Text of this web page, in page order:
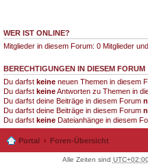
WER IST ONLINE?
Mitglieder in diesem Forum: 0 Mitglieder
BERECHTIGUNGEN IN DIESEM FORUM
Du darfst keine neuen Themen in diesem
Du darfst keineAntworten zu Themen in
Du darfst deine Beiträge in diesem Forum
Du darfst deine Beiträge in diesem Forum
Du darfst keine Dateianhänge in diesem
Portal Foren-Übersicht
Alle Zeiten sind